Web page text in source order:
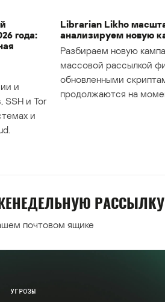
года:
и
SSH и Tor
и
Librarian Likho
анализируем новую
Разбираем новую
массовой рассылкой
обновленными
продолжаются на
РАССЫЛКУ
почтовом ящике
УГРОЗЫ